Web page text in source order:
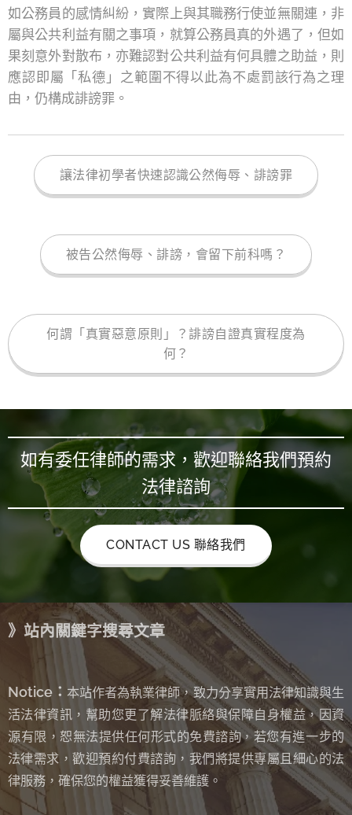
如公務員的感情糾紛，實際上與其職務行使並無關連，非
屬與公共利益有關之事項，就算公務員真的外遇了，但如
果刻意外對散布，亦難認對公共利益有何具體之助益，則
應認即屬「私德」之範圍不得以此為不處罰該行為之理
由，仍構成誹謗罪。
讓法律初學者快速認識公然侮辱、誹謗罪
被告公然侮辱、誹謗，會留下前科嗎？
何謂「真實惡意原則」？誹謗自證真實程度為
何？
如有委任律師的需求，歡迎聯絡我們預約
法律諮詢
CONTACT US 聯絡我們
》站內關鍵字搜尋文章
Notice： 本站作者為執業律師，致力分享實用法律知識與生
活法律資訊，幫助您更了解法律脈絡與保障自身權益，因資
源有限，恕無法提供任何形式的免費諮詢， 若您有進一步的
法律需求，歡迎預約付費諮詢，我們將提供專屬且細心的法
律服務，確保您的權益獲得妥善維護。